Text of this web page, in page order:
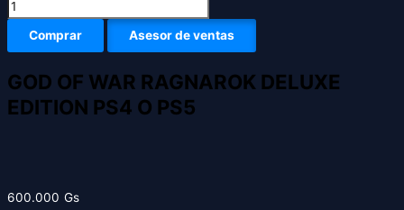
Comprar Asesor de ventas
GOD OF WAR RAGNAROK DELUXE
EDITION PS4 O PS5
600.000 Gs